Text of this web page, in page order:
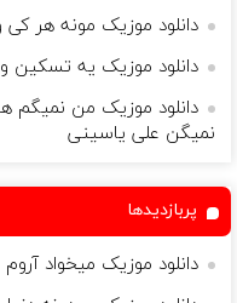
دانلود موزیک مونه هر کی
دانلود موزیک یه
دانلود موزیک من نمیگم
نمیگن علی یاسینی
پربازدیدها
دانلود موزیک میخواد